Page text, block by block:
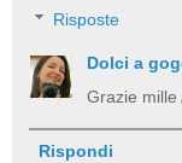
Risposte
Dolci a
Grazie mille
Rispondi